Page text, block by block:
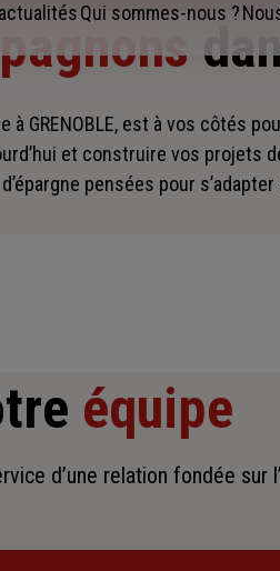
Qui sommes-nous ?
à GRENOBLE, est à vos côtés
et construire vos projets
pensées pour
équipe
d’une relation fondée sur